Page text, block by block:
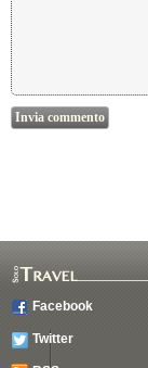
Facebook
Twitter